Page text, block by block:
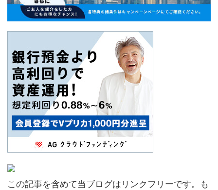
この記事を含めて当ブログはリンクフリーです。も